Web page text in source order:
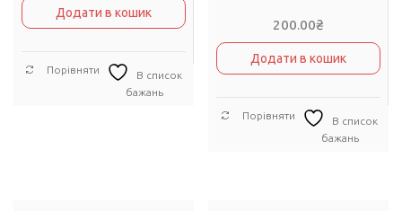
Додати в кошик
Порівняти
В список
бажань
200.00₴
Додати в кошик
Порівняти
В список
бажань